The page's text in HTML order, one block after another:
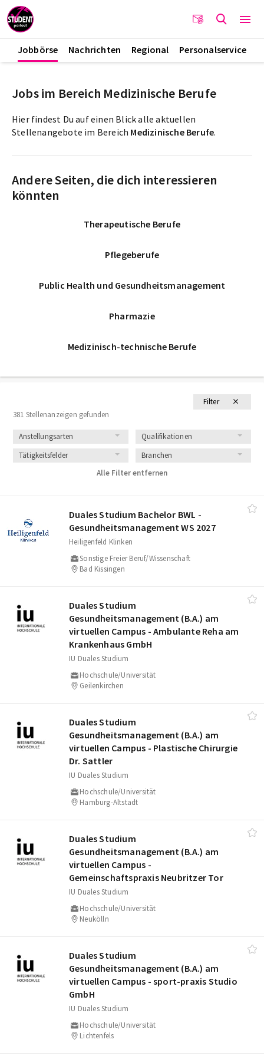
Jobbörse Nachrichten Regional Personalservice
Filter
381 Stellenanzeigen gefunden
Anstellungsarten
Qualifikationen
Tätigkeitsfelder
Branchen
Alle Filter entfernen
Duales Studium Bachelor BWL -
Gesundheitsmanagement WS 2027
Heiligenfeld Klinken
Sonstige Freier Beruf/Wissenschaft
Bad Kissingen
Duales Studium
Gesundheitsmanagement (B.A.) am
virtuellen Campus - Ambulante Reha am
Krankenhaus GmbH
IU Duales Studium
Hochschule/Universität
Geilenkirchen
Duales Studium
Gesundheitsmanagement (B.A.) am
virtuellen Campus - Plastische Chirurgie
Dr. Sattler
IU Duales Studium
Hochschule/Universität
Hamburg-Altstadt
Duales Studium
Gesundheitsmanagement (B.A.) am
virtuellen Campus -
Gemeinschaftspraxis Neubritzer Tor
IU Duales Studium
Hochschule/Universität
Neukölln
Duales Studium
Gesundheitsmanagement (B.A.) am
virtuellen Campus - sport-praxis Studio
GmbH
IU Duales Studium
Hochschule/Universität
Lichtenfels
Jobs im Bereich Medizinische Berufe
Hier findest Du auf einen Blick alle aktuellen
Stellenangebote im Bereich Medizinische Berufe.
Andere Seiten, die dich interessieren
könnten
Therapeutische Berufe
Pflegeberufe
Public Health und Gesundheitsmanagement
Pharmazie
Medizinisch-technische Berufe